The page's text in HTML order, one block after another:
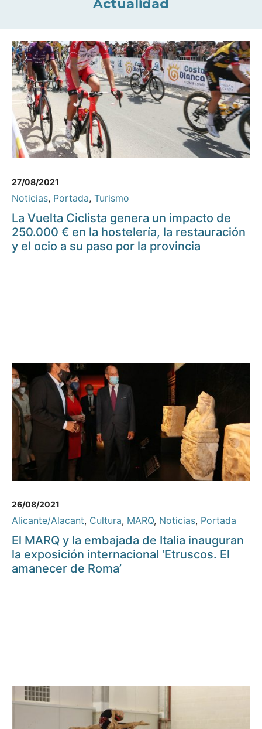
Actualidad
27/08/2021
Noticias, Portada, Turismo
La Vuelta Ciclista genera un impacto de
250.000 € en la hostelería, la restauración
y el ocio a su paso por la provincia
26/08/2021
Alicante/Alacant, Cultura, MARQ, Noticias, Portada
El MARQ y la embajada de Italia inauguran
la exposición internacional ‘Etruscos. El
amanecer de Roma’